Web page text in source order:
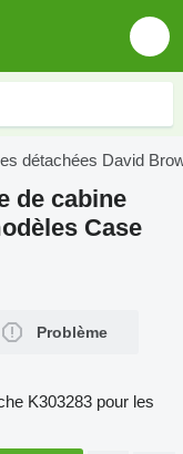
détachées David
de cabine
Case
Problème
K303283 pour les